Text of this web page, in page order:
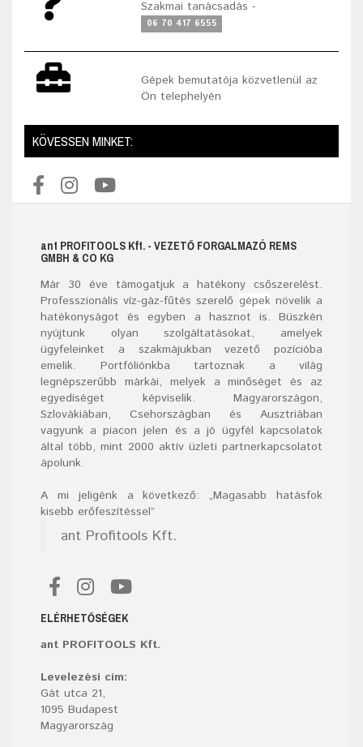
Szakmai tanácsadás -
06 70 417 6555
Gépek bemutatója közvetlenül az
Ön telephelyén
KÖVESSEN MINKET:
ant PROFITOOLS Kft. - VEZETŐ FORGALMAZÓ REMS
GMBH & CO KG
Már 30 éve támogatjuk a hatékony csőszerelést.
Professzionális víz-gáz-fűtés szerelő gépeknövelik a
hatékonyságot és egyben a hasznot is. Büszkén
nyújtunk olyan szolgáltatásokat, amelyek
ügyfeleinket a szakmájukban vezető pozícióba
emelik. Portfóliónkba tartoznak a világ
legnépszerűbb márkái, melyek a minőséget és az
egyediséget képviselik. Magyarországon,
Szlovákiában, Csehországban és Ausztriában
vagyunk a piacon jelen és a jó ügyfél kapcsolatok
által több, mint 2000 aktív üzleti partnerkapcsolatot
ápolunk.
A mi jeligénk a következő: „Magasabb hatásfok
kisebb erőfeszítéssel”
ant Profitools Kft.
ELÉRHETŐSÉGEK
ant PROFITOOLS Kft.
Levelezési cím:
Gát utca 21,
1095 Budapest
Magyarország